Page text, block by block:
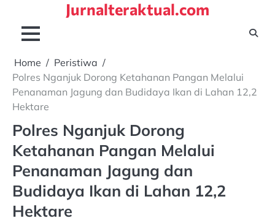
content
Jurnalteraktual.com
Home
Peristiwa
Polres Nganjuk Dorong Ketahanan Pangan Melalui
Penanaman Jagung dan Budidaya Ikan di Lahan 12,2
Hektare
Polres Nganjuk Dorong
Ketahanan Pangan Melalui
Penanaman Jagung dan
Budidaya Ikan di Lahan 12,2
Hektare